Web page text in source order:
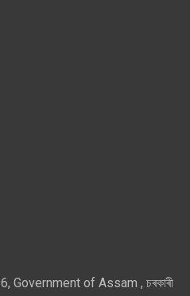
Government of Assam , চৰকাৰী